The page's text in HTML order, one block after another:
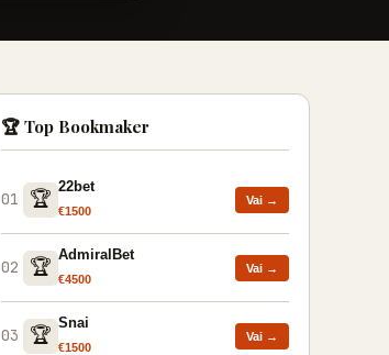
🏆 Top Bookmaker
01 🏆
22bet
€1500
Vai →
02 🏆
AdmiralBet
€4500
Vai →
03 🏆
Snai
€1500
Vai →